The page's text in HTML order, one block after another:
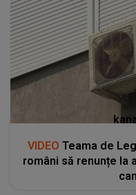
VIDEO Teama de
români să renunțe la